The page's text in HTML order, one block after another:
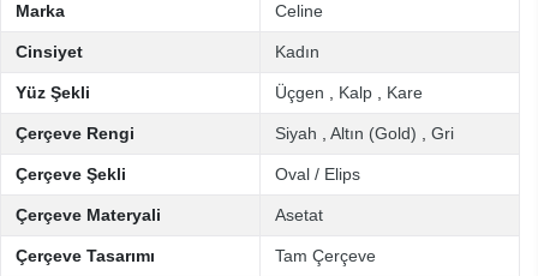
Marka Celine
Cinsiyet Kadın
Yüz Şekli Üçgen Kalp Kare
Çerçeve Rengi Siyah Altın (Gold) Gri
Çerçeve Şekli Oval / Elips
Çerçeve Materyali Asetat
Çerçeve Tasarımı Tam Çerçeve